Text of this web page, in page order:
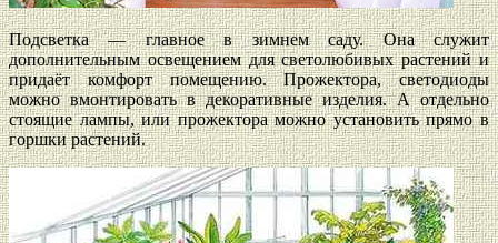
Подсветка — главное в зимнем саду. Она служит
дополнительным освещением для светолюбивых растений и
придаёт комфорт помещению. Прожектора, светодиоды
можно вмонтировать в декоративные изделия. А отдельно
стоящие лампы, или прожектора можно установить прямо в
горшки растений.